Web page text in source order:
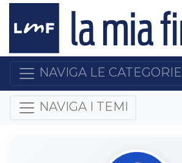
NAVIGA LE CATEGORIE
NAVIGA I TEMI